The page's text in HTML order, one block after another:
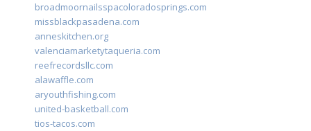
broadmoornailsspacoloradosprings.com
missblackpasadena.com
anneskitchen.org
valenciamarketytaqueria.com
reefrecordsllc.com
alawaffle.com
aryouthfishing.com
united-basketball.com
tios-tacos.com